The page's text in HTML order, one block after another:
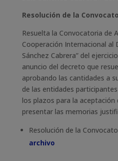
Resolución de la
Resuelta la Convocatoria de
Cooperación Internacional al
Sánchez Cabrera” del
anuncio del decreto que
aprobando las cantidades a
de las entidades
los plazos para la aceptación
presentar las memorias
​Resolución de la
archivo